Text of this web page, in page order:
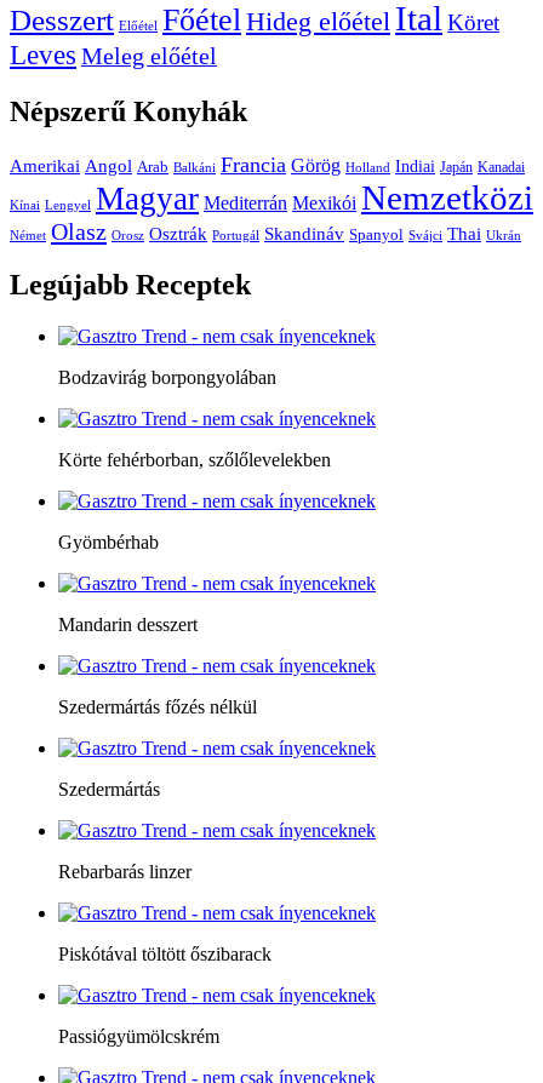
Desszert Előétel Főétel Hideg előétel Ital Köret
Leves Meleg előétel
Népszerű Konyhák
Amerikai Angol Arab Balkáni Francia Görög Holland Indiai Japán Kanadai
Kínai Lengyel Magyar Mediterrán Mexikói Nemzetközi
Német Olasz Orosz Osztrák Portugál Skandináv Spanyol Svájci Thai Ukrán
Legújabb Receptek
Bodzavirág borpongyolában
Körte fehérborban, szőlőlevelekben
Gyömbérhab
Mandarin desszert
Szedermártás főzés nélkül
Szedermártás
Rebarbarás linzer
Piskótával töltött őszibarack
Passiógyümölcskrém